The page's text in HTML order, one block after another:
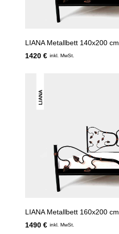
LIANA Metallbett 140x200 cm
1420 € inkl. MwSt.
LIANA
LIANA Metallbett 160x200 cm
1490 € inkl. MwSt.